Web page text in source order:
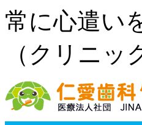
常に心遣い
（クリニ